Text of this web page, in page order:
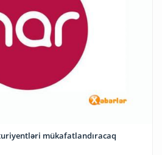
mükafatlandıracaq